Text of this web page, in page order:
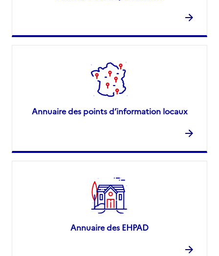
Annuaire des points d’information locaux
Annuaire des EHPAD